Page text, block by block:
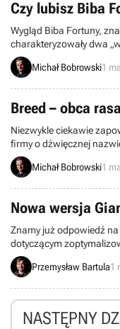
Czy lubisz Biba
Wygląd Biba Fortuny,
charakteryzowały dwa
stronach Star Wars
dostępną w tej grze rasą
Michał Bobrowski1
Breed – obca
Niezwykle ciekawie
firmy o dźwięcznej
świąt Bożego
przed agresywną,
Michał Bobrowski1
Nowa wersja
Znamy już odpowiedź
dotyczącym
Giants: Citizen Kabuto.
Przemysław Bartula1
NASTĘPNY